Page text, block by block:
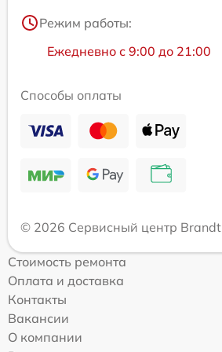
Режим работы:
Ежедневно с 9:00 до 21:00
Способы оплаты
© 2026 Сервисный центр Brandt
Стоимость ремонта
Оплата и доставка
Контакты
Вакансии
О компании